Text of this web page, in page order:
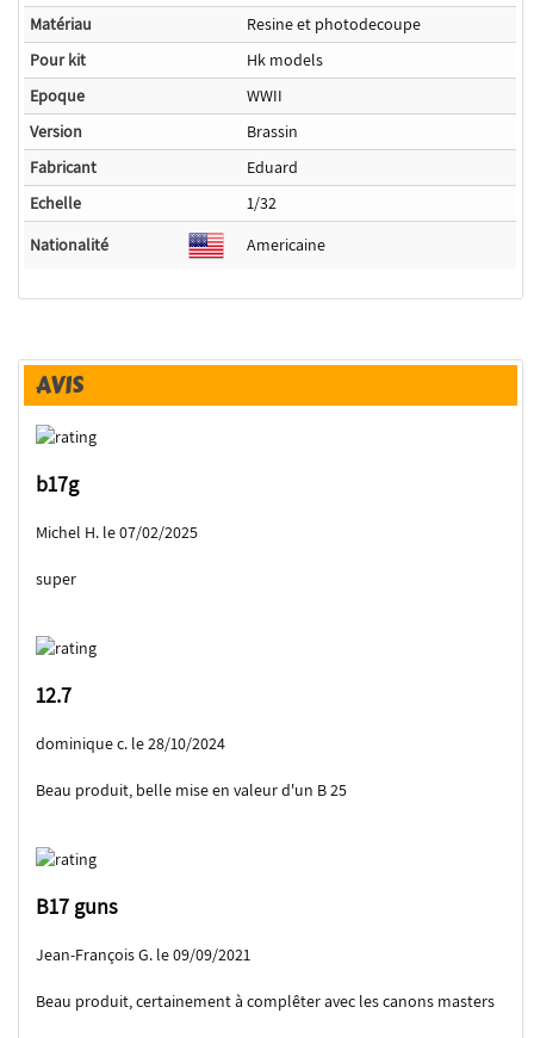
Matériau
Resine et photodecoupe
Pour kit
Hk models
Epoque
WWII
Version
Brassin
Fabricant
Eduard
Echelle
1/32
Nationalité
Americaine
AVIS
b17g
Michel H. le 07/02/2025
super
12.7
dominique c. le 28/10/2024
Beau produit, belle mise en valeur d'un B 25
B17 guns
Jean-François G. le 09/09/2021
Beau produit, certainement à complêter avec les canons masters